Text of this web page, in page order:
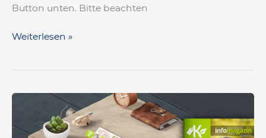
Button unten. Bitte beachten
Weiterlesen »
«infomagazin»
Ausgabe
Frühling